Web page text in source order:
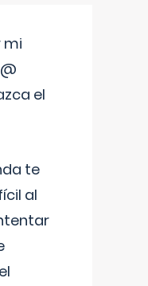
mi
el
te
al